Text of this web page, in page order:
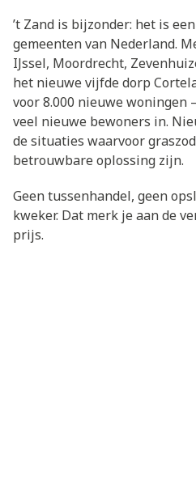
’t Zand is bijzonder: het is
gemeenten van Nederland.
IJssel, Moordrecht,
het nieuwe vijfde dorp
voor 8.000 nieuwe
veel nieuwe bewoners in.
de situaties waarvoor
betrouwbare oplossing zijn.
Geen tussenhandel, geen
kweker. Dat merk je aan de
prijs.